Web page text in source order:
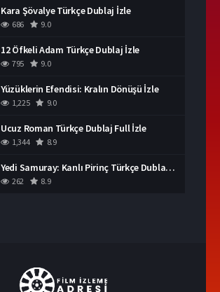
Kara Şövalye Türkçe Dublaj İzle
686 9.0
12 Öfkeli Adam Türkçe Dublaj İzle
795 9.0
Yüzüklerin Efendisi: Kralın Dönüşü İzle
1,225 9.0
Ucuz Roman Türkçe Dublaj Full İzle
1,344 8.9
Yedi Samuray: Kanlı Pirinç Türkçe Dublaj İzle
262 8.9